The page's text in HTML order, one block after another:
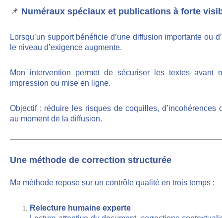
📌 Numéraux spéciaux et publications à forte
Lorsqu’un support bénéficie d’une diffusion importante ou
le niveau d’exigence augmente.
Mon intervention permet de sécuriser les textes avant
impression ou mise en ligne.
Objectif : réduire les risques de coquilles, d’incohérences
au moment de la diffusion.
Une méthode de correction structurée
Ma méthode repose sur un contrôle qualité en trois temps :
Relecture humaine experte